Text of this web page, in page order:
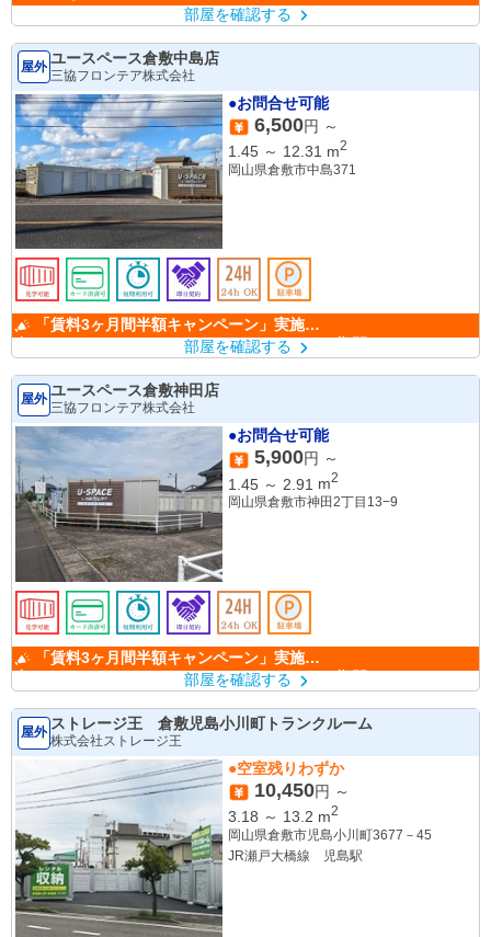
部屋を確認する
屋外 ユースペース倉敷中島店
三協フロンテア株式会社
●お問合せ可能
6,500円 ～
1.45 ～ 12.31 m2
岡山県倉敷市中島371
中！ （キャンペーン期間：6/1～9/30）
部屋を確認する
屋外 ユースペース倉敷神田店
三協フロンテア株式会社
●お問合せ可能
5,900円 ～
1.45 ～ 2.91 m2
岡山県倉敷市神田2丁目13−9
中！ （キャンペーン期間：6/1～9/30）
部屋を確認する
屋外 ストレージ王 倉敷児島小川町トランクルーム
株式会社ストレージ王
●空室残りわずか
10,450円 ～
3.18 ～ 13.2 m2
岡山県倉敷市児島小川町3677－45
JR瀬戸大橋線 児島駅